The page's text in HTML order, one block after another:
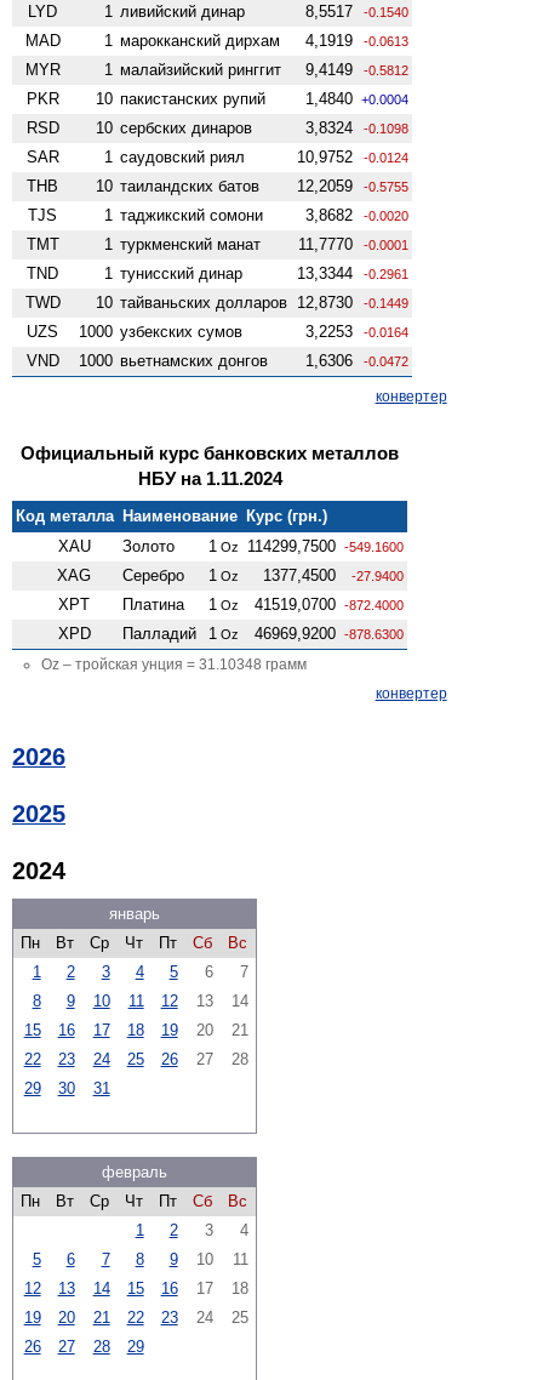
LYD 1 ливийский динар 8,5517 -0.1540
MAD 1 марокканский дирхам 4,1919 -0.0613
MYR 1 малайзийский ринггит 9,4149 -0.5812
PKR 10 пакистанских рупий 1,4840 +0.0004
RSD 10 сербских динаров 3,8324 -0.1098
SAR 1 саудовский риял 10,9752 -0.0124
THB 10 таиландских батов 12,2059 -0.5755
TJS 1 таджикский сомони 3,8682 -0.0020
TMT 1 туркменский манат 11,7770 -0.0001
TND 1 тунисский динар 13,3344 -0.2961
TWD 10 тайваньских долларов 12,8730 -0.1449
UZS 1000 узбекских сумов 3,2253 -0.0164
VND 1000 вьетнамских донгов 1,6306 -0.0472
конвертер
Официальный курс банковских металлов
НБУ на 1.11.2024
Код металла Наименование Курс (грн.)
XAU
Золото 1 Oz 114299,7500 -549.1600
XAG Серебро 1 Oz 1377,4500 -27.9400
XPT Платина 1 Oz 41519,0700 -872.4000
XPD Палладий 1 Oz 46969,9200 -878.6300
Oz – тройская унция = 31.10348 грамм
конвертер
2026
2025
2024
январь
Пн
Вт Ср Чт Пт Сб
Вс
1
2 3 4 5 6
7
8
9 10 11 12 13
14
15
16 17 18 19 20
21
22
23 24 25 26 27
28
29
30 31
февраль
Пн
Вт Ср Чт Пт Сб
Вс
1
2 3
4
5
6 7 8 9 10
11
12
13 14 15 16 17
18
19
20 21 22 23 24
25
26
27 28 29